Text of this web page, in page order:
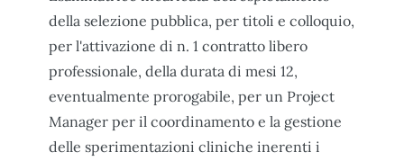
della selezione pubblica, per titoli e colloquio,
per l'attivazione di n. 1 contratto libero
professionale, della durata di mesi 12,
eventualmente prorogabile, per un Project
Manager per il coordinamento e la gestione
delle sperimentazioni cliniche inerenti i